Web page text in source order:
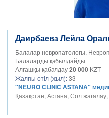
Даирбаева Лейла
Балалар невропатологы,
Балаларды қабылдайды
Алғашқы қабалдау20 000 KZT
Жалпы өтіл (жыл):33
"NEURO CLINIC ASTANA"
Қазақстан, Астана, Сол жағалау,